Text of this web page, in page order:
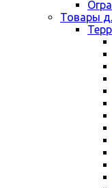
Товары